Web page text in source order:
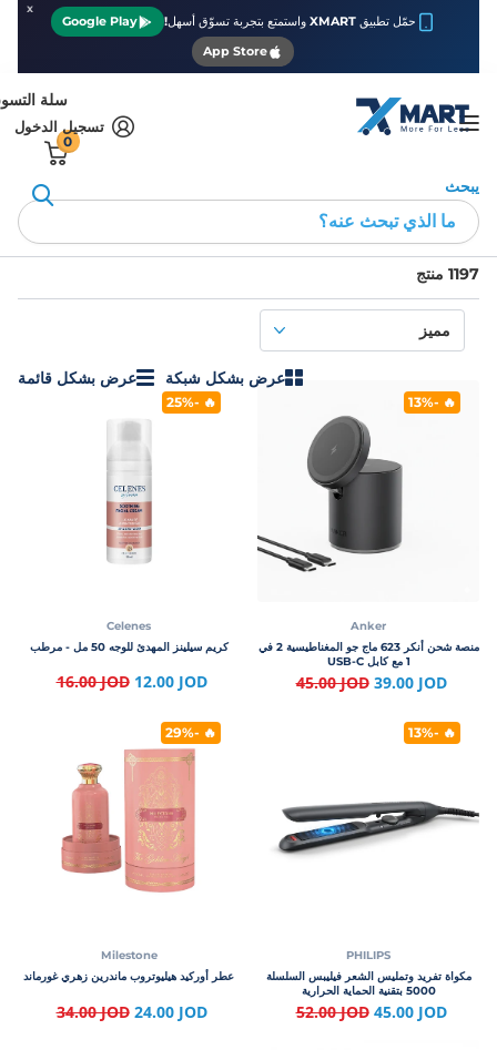
حمّل تطبيق XMART واستمتع بتجربة تسوّق أسهل!
Google Play
App Store
x
يبحث
تسجيل الدخول
سلة
0
الصفحة الرئيسية عروض وتخفيضات
عروض وتخفيضات
1197 منتج
عرض بشكل شبكة عرض بشكل قائمة
🔥 -13%
Anker
منصة شحن أنكر 623 ماج جو المغناطيسية 2 في
1 مع كابل USB-C
45.00 JOD39.00 JOD
🔥 -25%
Celenes
كريم سيلينز المهدئ للوجه 50 مل - مرطب
16.00 JOD12.00 JOD
🔥 -13%
PHILIPS
مكواة تفريد وتمليس الشعر فيليبس السلسلة
5000 بتقنية الحماية الحرارية
52.00 JOD45.00 JOD
🔥 -29%
Milestone
عطر أوركيد هيليوتروب ماندرين زهري غورماند
34.00 JOD24.00 JOD